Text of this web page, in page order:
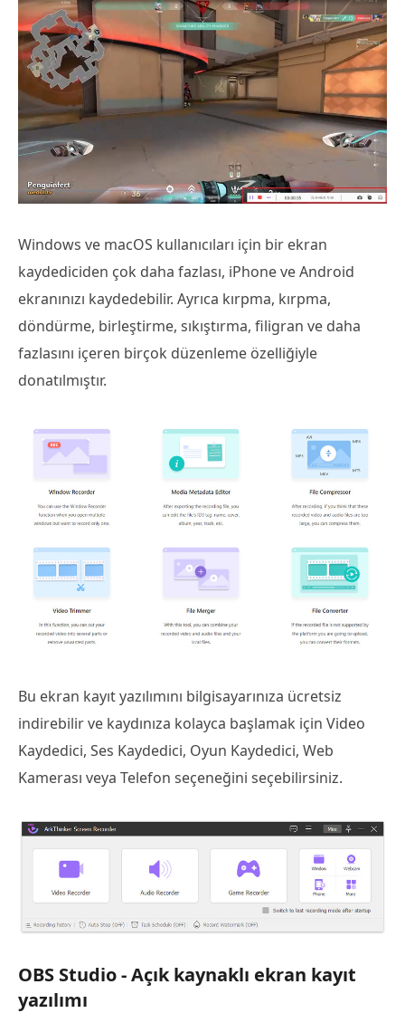
Windows ve macOS kullanıcıları için bir ekran
kaydediciden çok daha fazlası, iPhone ve Android
ekranınızı kaydedebilir. Ayrıca kırpma, kırpma,
döndürme, birleştirme, sıkıştırma, filigran ve daha
fazlasını içeren birçok düzenleme özelliğiyle
donatılmıştır.
Bu ekran kayıt yazılımını bilgisayarınıza ücretsiz
indirebilir ve kaydınıza kolayca başlamak için Video
Kaydedici, Ses Kaydedici, Oyun Kaydedici, Web
Kamerası veya Telefon seçeneğini seçebilirsiniz.
OBS Studio - Açık kaynaklı ekran kayıt
yazılımı